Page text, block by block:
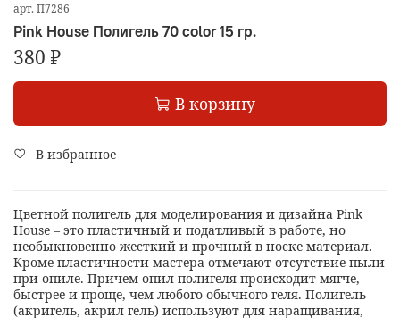
арт. П7286
Pink House Полигель 70 color 15 гр.
380 ₽
В корзину
В избранное
Цветной полигель для моделирования и дизайна Pink
House – это пластичный и податливый в работе, но
необыкновенно жесткий и прочный в носке материал.
Кроме пластичности мастера отмечают отсутствие пыли
при опиле. Причем опил полигеля происходит мягче,
быстрее и проще, чем любого обычного геля. Полигель
(акригель, акрил гель) используют для наращивания,